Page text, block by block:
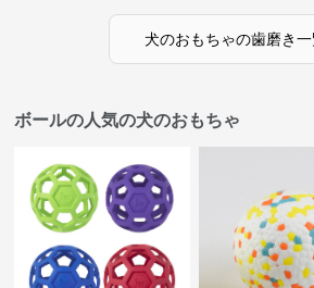
犬のおもちゃの歯磨き
ボールの人気の犬のおもちゃ